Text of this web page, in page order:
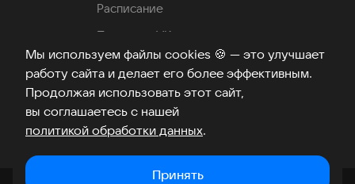
Мы используем файлы cookies 🍪 — это улучшает
работу сайта и делает его более эффективным.
Продолжая использовать этот сайт,
вы соглашаетесь с нашей
политикой обработки данных.
Принять
Расписание
Продукты VK
Место проведения
Часто задаваемые вопросы
ТелеграмВКонтакте
Хабр
Возникли вопросы? ©2026